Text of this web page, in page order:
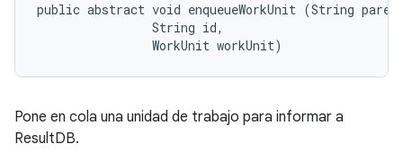
public abstract void enqueueWorkUnit (String
                String id,
                WorkUnit workUnit)
Pone en cola una unidad de trabajo para informar a
ResultDB.